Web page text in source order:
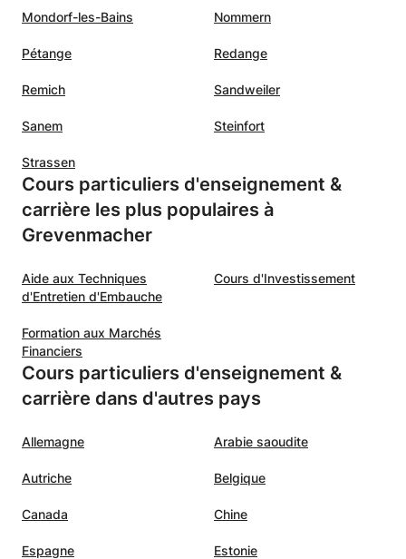
Mondorf-les-Bains Nommern
Pétange Redange
Remich Sandweiler
Sanem Steinfort
Strassen
Cours particuliers d'enseignement &
carrière les plus populaires à
Grevenmacher
Aide aux Techniques
d'Entretien d'Embauche
Cours d'Investissement
Formation aux Marchés
Financiers
Cours particuliers d'enseignement &
carrière dans d'autres pays
Allemagne Arabie saoudite
Autriche Belgique
Canada Chine
Espagne Estonie